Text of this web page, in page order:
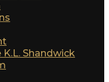
Shandwick